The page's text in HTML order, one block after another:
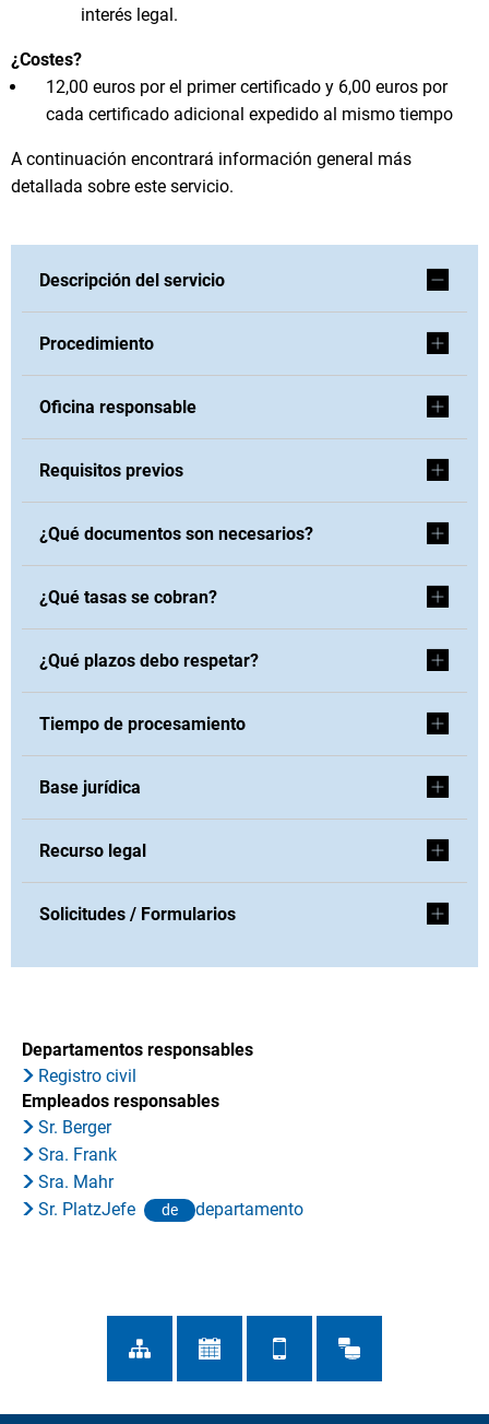
interés legal.
¿Costes?
12,00 euros por el primer certificado y 6,00 euros por
cada certificado adicional expedido al mismo tiempo
A continuación encontrará información general más
detallada sobre este servicio.
Descripción del servicio
Procedimiento
Oficina responsable
Requisitos previos
¿Qué documentos son necesarios?
¿Qué tasas se cobran?
¿Qué plazos debo respetar?
Tiempo de procesamiento
Base jurídica
Recurso legal
Solicitudes / Formularios
Departamentos responsables
Registro civil
Empleados responsables
Sr. Berger
Sra. Frank
Sra. Mahr
Sr. PlatzJefe
de departamento